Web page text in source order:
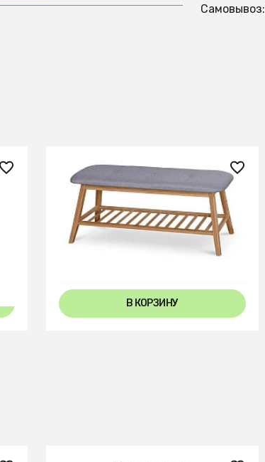
Самовывоз:
8 710 ₽
Полка для обуви Halmar ST-15
В КОРЗИНУ